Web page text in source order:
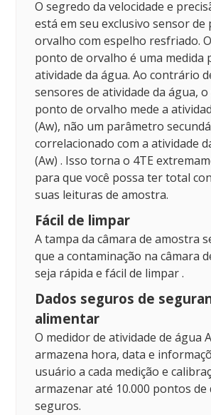
O segredo da velocidade e
está em seu exclusivo sensor de
orvalho com espelho resfriado.
ponto de orvalho é uma medida
atividade da água.Ao contrário
sensores de atividade da água,
ponto de orvalho mede a
(Aw), não um parâmetro
correlacionado coma atividade
(Aw) . Isso torna o 4TE
para que você possa ter total
suas leituras de amostra.
Fácil de limpar
A tampa da câmara de amostra
que a contaminação na câmara
seja rápida efácil de limpar.
Dados seguros de
alimentar
O medidor de atividade de água
armazena hora, data e
usuário a cada medição e
armazenar até 10.000 pontos de
seguros.